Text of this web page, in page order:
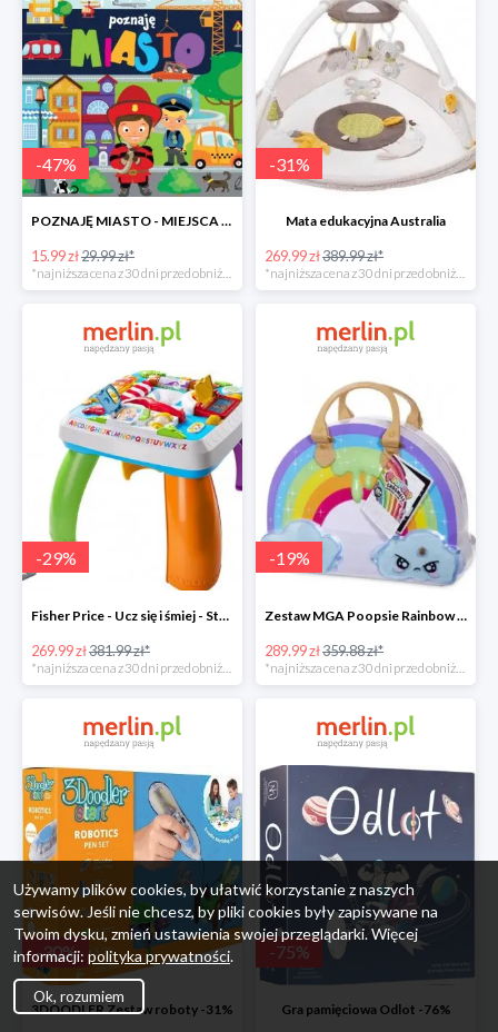
-47%
POZNAJĘ MIASTO - MIEJSCA LUDZIE POJAZDY ZWIERZĘTA -47%
15.99 zł29.99 zł*
*najniższa cena z 30 dni przed obniżką
-31%
Mata edukacyjna Australia
269.99 zł389.99 zł*
*najniższa cena z 30 dni przed obniżką
-29%
Fisher Price - Ucz się i śmiej - Stolik interaktywny
269.99 zł381.99 zł*
-19%
Zestaw MGA Poopsie Rainbow Surprise Slime Kit -20%
289.99 zł359.88 zł*
-30%
3DOODLER Zestaw roboty -31%
-75%
Gra pamięciowa Odlot -76%
Używamy plików cookies, by ułatwić korzystanie z naszych
serwisów. Jeśli nie chcesz, by pliki cookies były zapisywane na
Twoim dysku, zmień ustawienia swojej przeglądarki. Więcej
informacji: polityka prywatności.
Ok, rozumiem